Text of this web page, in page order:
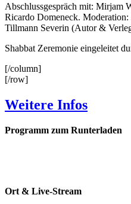
Abschlussgespräch mit: Mirjam
Ricardo Domeneck.
Tillmann Severin (Autor &
Shabbat Zeremonie eingeleitet
[/column]
[/row]
Weitere Infos
Programm zum Runterladen
Ort & Live-Stream